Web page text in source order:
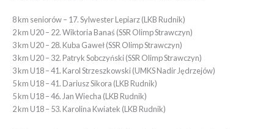
8 km seniorów – 17. Sylwester Lepiarz (LKB Rudnik)
2 km U20 – 22. Wiktoria Banaś (SSR Olimp Strawczyn)
3 km U20 – 28. Kuba Gaweł (SSR Olimp Strawczyn)
3 km U20 – 32. Patryk Sobczyński (SSR Olimp Strawczyn)
3 km U18 – 41. Karol Strzeszkowski (UMKS Nadir Jędrzejów)
5 km U18 – 41. Dariusz Sikora (LKB Rudnik)
5 km U18 – 46. Jan Wiecha (LKB Rudnik)
2 km U18 – 53. Karolina Kwiatek (LKB Rudnik)